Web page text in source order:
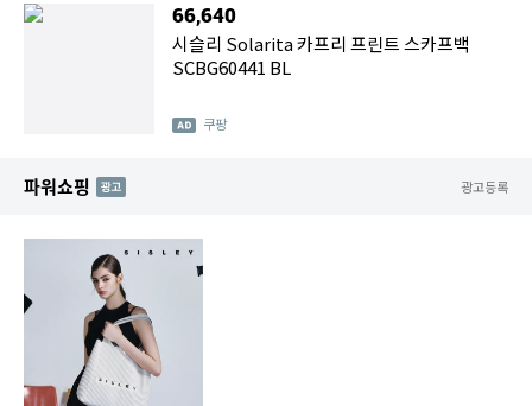
66,640
시슬리 Solarita 카프리 프린트 스카프백
SCBG60441 BL
쿠팡
파워쇼핑 AD 광고등록